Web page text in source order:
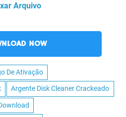
Arquivo
NOW
De Ativação
Argente Disk Cleaner Crackeado